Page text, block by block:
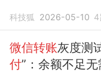
科技狐 2026-05-10 4
微信转账灰度测
付”：余额不足